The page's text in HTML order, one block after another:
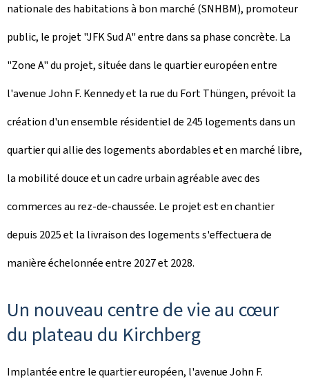
nationale des habitations à bon marché (SNHBM), promoteur
public, le projet "JFK Sud A" entre dans sa phase concrète. La
"Zone A" du projet, située dans le quartier européen entre
l'avenue John F. Kennedy et la rue du Fort Thüngen, prévoit la
création d'un ensemble résidentiel de 245 logements dans un
quartier qui allie des logements abordables et en marché libre,
la mobilité douce et un cadre urbain agréable avec des
commerces au rez-de-chaussée. Le projet est en chantier
depuis 2025 et la livraison des logements s'effectuera de
manière échelonnée entre 2027 et 2028.
Un nouveau centre de vie au cœur
du plateau du Kirchberg
Implantée entre le quartier européen, l'avenue John F.